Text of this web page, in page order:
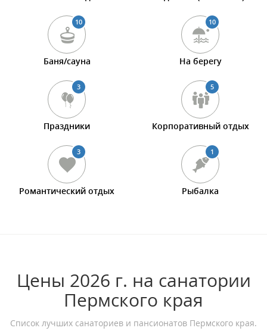
10
Баня/сауна
10
На берегу
3
Праздники
5
Корпоративный отдых
3
Романтический отдых
1
Рыбалка
Цены 2026 г. на санатории
Пермского края
Список лучших санаториев и пансионатов Пермского края.